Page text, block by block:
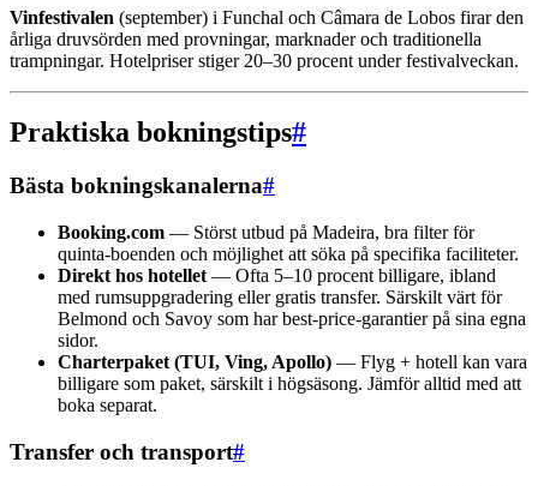
Vinfestivalen (september) i Funchal och Câmara de Lobos firar den
årliga druvsörden med provningar, marknader och traditionella
trampningar. Hotelpriser stiger 20–30 procent under festivalveckan.
Praktiska bokningstips#
Bästa bokningskanalerna#
Booking.com — Störst utbud på Madeira, bra filter för
quinta-boenden och möjlighet att söka på specifika faciliteter.
Direkt hos hotellet — Ofta 5–10 procent billigare, ibland
med rumsuppgradering eller gratis transfer. Särskilt värt för
Belmond och Savoy som har best-price-garantier på sina egna
sidor.
Charterpaket (TUI, Ving, Apollo) — Flyg + hotell kan vara
billigare som paket, särskilt i högsäsong. Jämför alltid med att
boka separat.
Transfer och transport#